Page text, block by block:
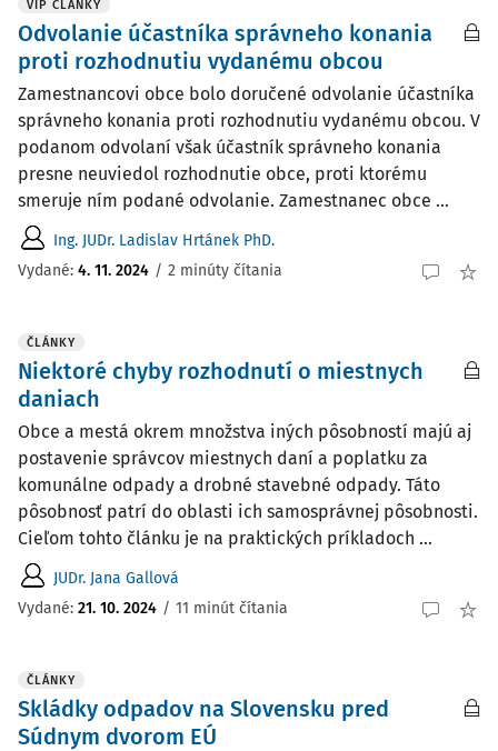
VIP ČLÁNKY
Odvolanie účastníka správneho konania
proti rozhodnutiu vydanému obcou
Zamestnancovi obce bolo doručené odvolanie účastníka
správneho konania proti rozhodnutiu vydanému obcou. V
podanom odvolaní však účastník správneho konania
presne neuviedol rozhodnutie obce, proti ktorému
smeruje ním podané odvolanie. Zamestnanec obce ...
Ing. JUDr. Ladislav Hrtánek PhD.
Vydané: 4. 11. 2024 / 2 minúty čítania
ČLÁNKY
Niektoré chyby rozhodnutí o miestnych
daniach
Obce a mestá okrem množstva iných pôsobností majú aj
postavenie správcov miestnych daní a poplatku za
komunálne odpady a drobné stavebné odpady. Táto
pôsobnosť patrí do oblasti ich samosprávnej pôsobnosti.
Cieľom tohto článku je na praktických príkladoch ...
JUDr. Jana Gallová
Vydané: 21. 10. 2024 / 11 minút čítania
ČLÁNKY
Skládky odpadov na Slovensku pred
Súdnym dvorom EÚ